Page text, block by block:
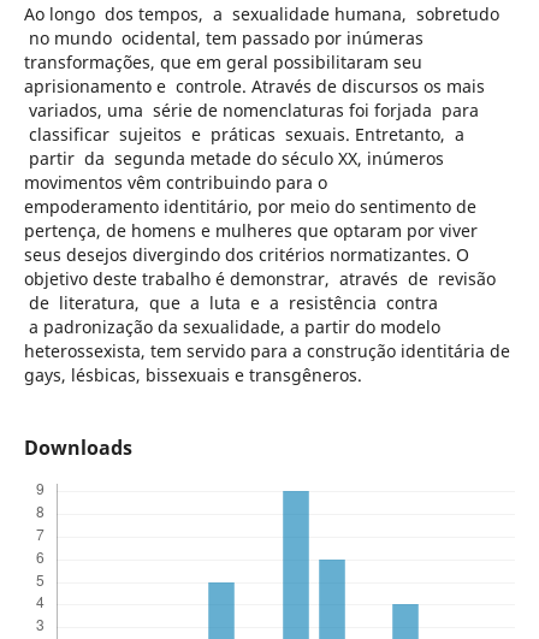
Ao longo dos tempos, a sexualidade humana, sobretudo
no mundo ocidental, tem passado por inúmeras
transformações, que em geral possibilitaram seu
aprisionamento e controle. Através de discursos os mais
variados, uma série de nomenclaturas foi forjada para
classificar sujeitos e práticas sexuais. Entretanto, a
partir da segunda metade do século XX, inúmeros
movimentos vêm contribuindo para o
empoderamento identitário, por meio do sentimento de
pertença, de homens e mulheres que optaram por viver
seus desejos divergindo dos critérios normatizantes. O
objetivo deste trabalho é demonstrar, através de revisão
de literatura, que a luta e a resistência contra
a padronização da sexualidade, a partir do modelo
heterossexista, tem servido para a construção identitária de
gays, lésbicas, bissexuais e transgêneros.
Downloads